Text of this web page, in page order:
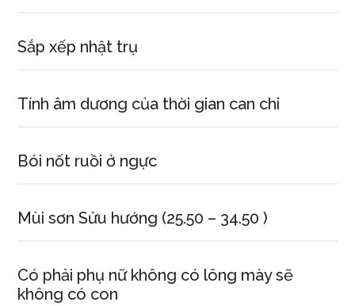
Sắp xếp nhật trụ
Tính âm dương của thời gian can chi
Bói nốt ruồi ở ngực
Mùi sơn Sửu hướng (25.50 – 34.50 )
Có phải phụ nữ không có lông mày sẽ
không có con